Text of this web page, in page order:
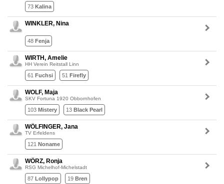
73 Kalina
WINKLER, Nina
48 Fenja
WIRTH, Amelie
HH Verein Reitstall Linn
61 Fuchsi 51 Firefly
WOLF, Maja
SKV Fortuna 1920 Obbornhofen
103 Mistery 13 Black Pearl
WÖLFINGER, Jana
TV Erfeldens
121 Noname
WÖRZ, Ronja
RSG Michelhof-Michelstadt
87 Lollypop 19 Bren